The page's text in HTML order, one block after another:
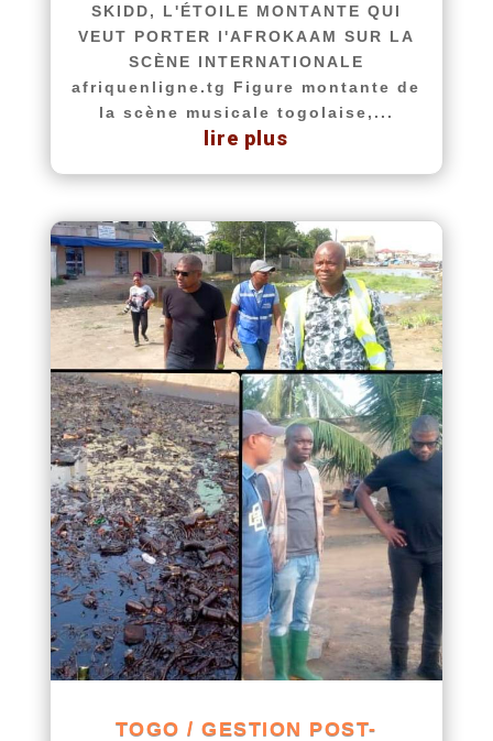
SKIDD, L'ÉTOILE MONTANTE QUI
VEUT PORTER l'AFROKAAM SUR LA
SCÈNE INTERNATIONALE
afriquenligne.tg Figure montante de
la scène musicale togolaise,...
lire plus
TOGO / GESTION POST-